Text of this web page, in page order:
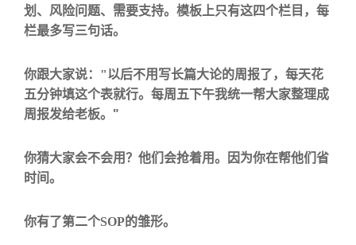
划、风险问题、需要支持。模板上只有这四个栏目，每
栏最多写三句话。
你跟大家说： "以后不用写长篇大论的周报了，每天花
五分钟填这个表就行。每周五下午我统一帮大家整理成
周报发给老板。 "
你猜大家会不会用？ 他们会抢着用。
因为你在帮他们省
时间。
你有了第二个SOP的雏形。